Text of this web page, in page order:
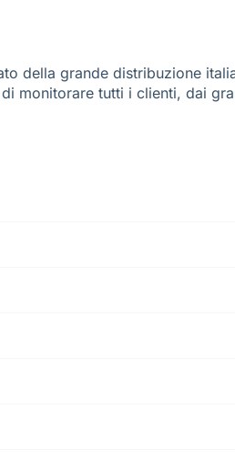
della grande distribuzione
monitorare tutti i clienti, dai